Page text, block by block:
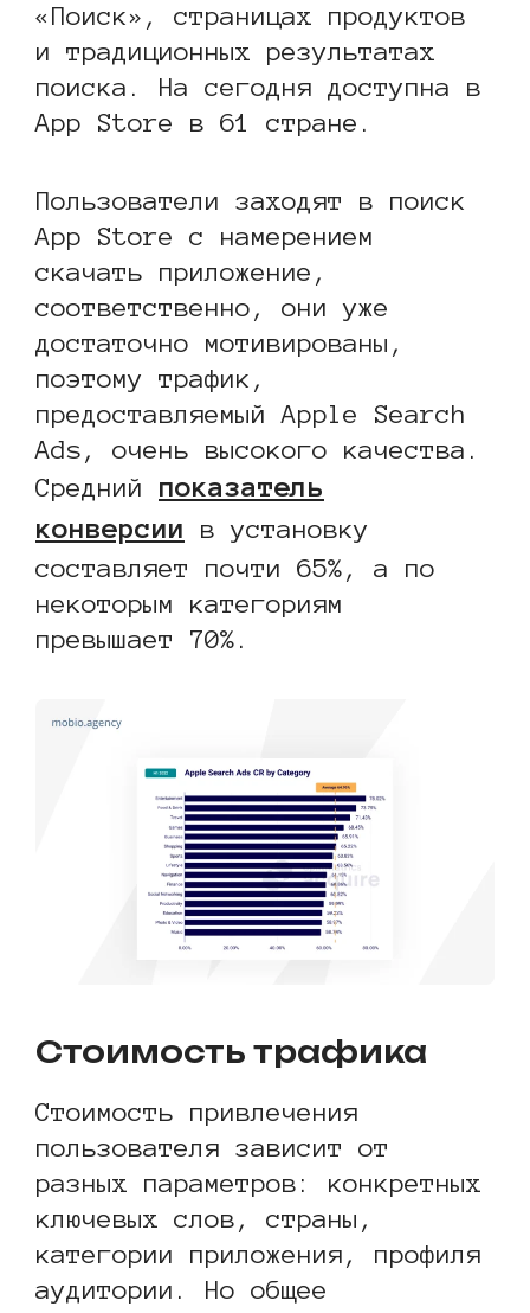
«Поиск», страницах продуктов
и традиционных результатах
поиска. На сегодня доступна в
App Store в 61 стране.
Пользователи заходят в поиск
App Store с намерением
скачать приложение,
соответственно, они уже
достаточно мотивированы,
поэтому трафик,
предоставляемый Apple Search
Ads, очень высокого качества.
Средний показатель
конверсии в установку
составляет почти 65%, а по
некоторым категориям
превышает 70%.
Стоимость трафика
Стоимость привлечения
пользователя зависит от
разных параметров: конкретных
ключевых слов, страны,
категории приложения, профиля
аудитории. Но общее